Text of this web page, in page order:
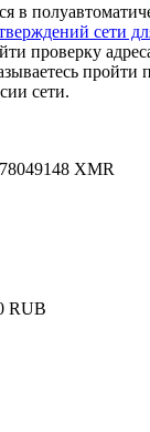
в
сети
проверку
сети.
XMR
RUB